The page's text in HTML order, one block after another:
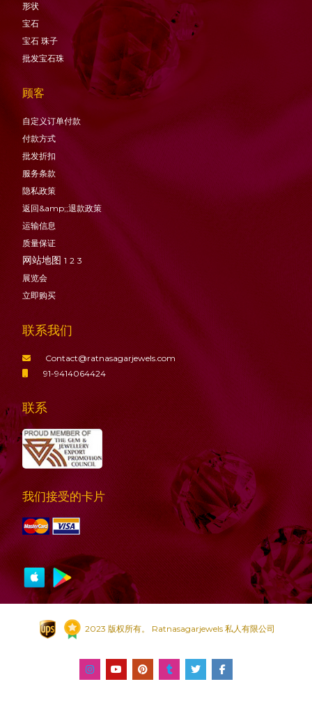
形状
宝石
宝石 珠子
批发宝石珠
顾客
自定义订单付款
付款方式
批发折扣
服务条款
隐私政策
返回&amp;;退款政策
运输信息
质量保证
网站地图 1 2 3
展览会
立即购买
联系我们
Contact@ratnasagarjewels.com
91-9414064424
联系
我们接受的卡片
2023 版权所有。 Ratnasagarjewels 私人有限公司